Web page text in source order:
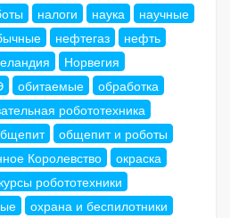
налоги наука
научные
нефтегаз
нефть
Норвегия
обитаемые
обработка
робототехника
общепит и роботы
Королевство
окраска
робототехники
охрана и беспилотники